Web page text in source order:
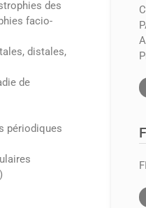
des
facio-
distales,
de
périodiques